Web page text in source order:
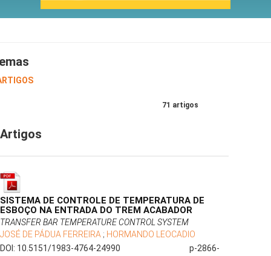
71 artigos
Artigos
SISTEMA DE CONTROLE DE TEMPERATURA DE
ESBOÇO NA ENTRADA DO TREM ACABADOR
TRANSFER BAR TEMPERATURE CONTROL SYSTEM
JOSÉ DE PÁDUA FERREIRA ; HORMANDO LEOCADIO
DOI: 10.5151/1983-4764-24990
p-2866-